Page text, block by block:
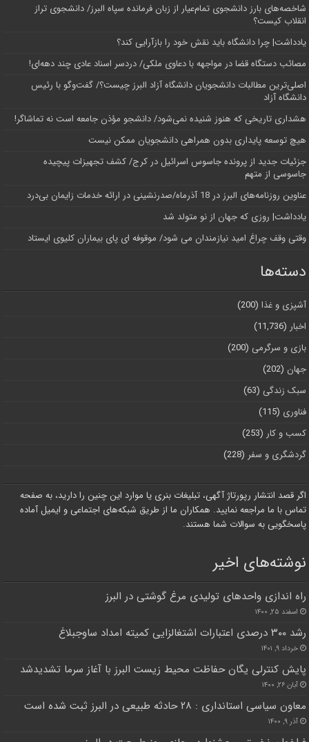
شاخصه‌های بارز دانشجوی تمام‌عیار از زبان فرمانده سپاه البرز/ دانشجوی تراز
انقلاب کیست؟
یادداشت| چرا دانشگاه باید نقش خود را بازآرایی کند؟
مصائب دستگاه قضا در مواجهه با دعاوی ملکی/ دردسر اسناد عادی چند‌ دهه‌ای!
اصلی‌ترین مطالبات دانشجویان دانشگاه آزاد البرز چیست؟/ گفت‌وگو با رئیس
دانشگاه آز‌اد
هشداری تاریخی که هنوز شنیده نمی‌شود/ دانشجو مؤذن جامعه است نه تماشاگر!
هیچ توسعه پایداری بدون همراهی دانشجویان ممکن نیست
جزئیات جدید از پرونده جاسوس اسرائیل در کرج/‌ کشف تجهیزات پیچیده
جاسوسی از متهم
عناوین روزنامه‌های البرز در ‌18 آذرماه/صدرنشینی در ارائه خدمات زایمان بی‌درد
یادداشت| روزی که جهان از نو متولد شد
وقتی وقف چراغ امید نیازمندان می شود/ موقوفه ای پای بیماران کلیوی ایستاد
دسته‌ها
آشپزی و غذا (200)
اخبار (11,736)
بازی و سرگرمی (200)
جهان (202)
سبک زندگی (63)
فناوری (115)
کسب و کار (253)
گردشگری و سفر (228)
اگر قصد انتشار رپورتاژ آگهی، تبلیغات بنری یا موارد این چنین را دارید، به صفحه
تماس با ما مراجعه نمایید. همکاران ما از طریق شبکه‌های اجتماعی و ایمیل آماده
پاسخگویی به سوالات شما هستند.
نوشته‌های اخیر
راه اندازی واحد‌های تولیدی مرغ گوشتی در البرز
اسفند ۲۵, ۱۴۰۰
رشد ۳۰۰ درصدی اعتبارات اشتغالزایی کمیته امداد ساوجبلاغ
خرداد ۹, ۱۴۰۱
پایش کنترلی یگان حفاظت محیط زیست البرز با آغاز سرما تشدیدشد
آبان ۲۶, ۱۴۰۰
معاون سیاسی استانداری : ۲۸ حادثه طبیعی در البرز ثبت شده است
آذر ۹, ۱۴۰۰